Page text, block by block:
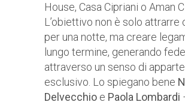
House, Casa Cipriani o Aman
L’obiettivo non è solo attrarre
per una notte, ma creare
lungo termine, generando
attraverso un senso di
esclusivo. Lo spiegano bene
Delvecchio e Paola Lombardi